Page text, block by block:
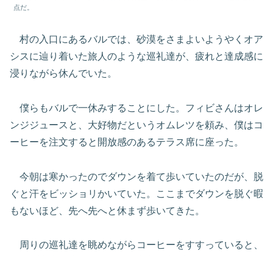
点だ。
村の入口にあるバルでは、砂漠をさまよいようやくオア
シスに辿り着いた旅人のような巡礼達が、疲れと達成感に
浸りながら休んでいた。
僕らもバルで一休みすることにした。フィビさんはオレ
ンジジュースと、大好物だというオムレツを頼み、僕はコ
ーヒーを注文すると開放感のあるテラス席に座った。
今朝は寒かったのでダウンを着て歩いていたのだが、脱
ぐと汗をビッショリかいていた。ここまでダウンを脱ぐ暇
もないほど、先へ先へと休まず歩いてきた。
周りの巡礼達を眺めながらコーヒーをすすっていると、